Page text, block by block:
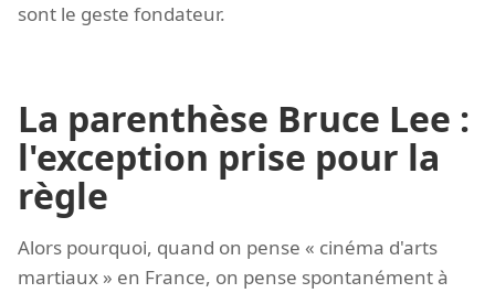
sont le geste fondateur.
La parenthèse Bruce Lee :
l'exception prise pour la
règle
Alors pourquoi, quand on pense « cinéma d'arts
martiaux » en France, on pense spontanément à